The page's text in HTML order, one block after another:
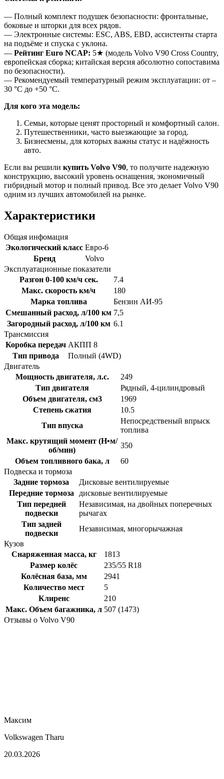
— Полный комплект подушек безопасности: фронтальные,
боковые и шторки для всех рядов.
— Электронные системы: ESC, ABS, EBD, ассистенты старта
на подъёме и спуска с уклона.
— Рейтинг Euro NCAP: 5★ (модель Volvo V90 Cross Country,
европейская сборка; китайская версия абсолютно сопоставима
по безопасности).
— Рекомендуемый температурный режим эксплуатации: от –
30 °C до +50 °C.
Для кого эта модель:
Семьи, которые ценят просторный и комфортный салон.
Путешественники, часто выезжающие за город.
Бизнесмены, для которых важны статус и надёжность
авто.
Если вы решили купить Volvo V90, то получите надежную
конструкцию, высокий уровень оснащения, экономичный
гибридный мотор и полный привод. Все это делает Volvo V90
одним из лучших автомобилей на рынке.
Характеристики
Общая инфомация
Экологический класс Евро-6
Бренд
Volvo
Эксплуатационные показатели
Разгон 0-100 км/ч сек.
7.4
Макс. скорость км/ч
180
Марка топлива
Бензин АИ-95
Смешанный расход, л/100 км 7,5
Загородный расход, л/100 км 6.1
Трансмиссия
Коробка передач АКПП 8
Тип привода
Полный (4WD)
Двигатель
Мощность двигателя, л.с.
249
Тип двигателя
Рядный, 4-цилиндровый
Объем двигателя, см3
1969
Степень сжатия
10.5
Тип впуска
Непосредственый впрыск
топлива
Макс. крутящий момент (Н•м/
об/мин)
350
Объем топливного бака, л
60
Подвеска и тормоза
Задние тормоза
Дисковые вентилируемые
Передние тормоза
дисковые вентилируемые
Тип передней
подвески
Независимая, на двойных поперечных
рычагах
Тип задней
подвески
Независимая, многорычажная
Кузов
Снаряженная масса, кг
1813
Размер колёс
235/55 R18
Колёсная база, мм
2941
Количество мест
5
Клиренс
210
Макс. Объем багажника, л 507 (1473)
Отзывы о Volvo V90
Максим
Volkswagen Tharu
20.03.2026